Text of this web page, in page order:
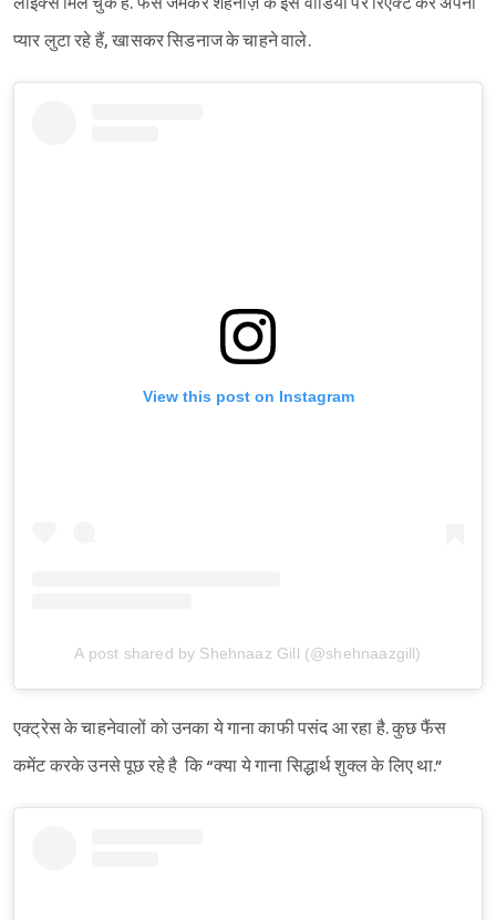
प्यार लुटा रहे हैं, खासकर सिडनाज के चाहने वाले.
View this post on Instagram
A post shared by Shehnaaz Gill (@shehnaazgill)
एक्ट्रेस के चाहनेवालों को उनका ये गाना काफी पसंद आ रहा है. कुछ फैंस
कमेंट करके उनसे पूछ रहे है कि “क्या ये गाना सिद्धार्थ शुक्ल के लिए था.”